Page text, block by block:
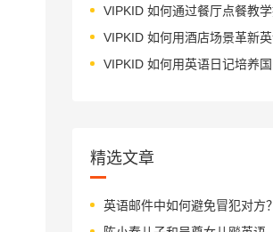
精选文章
英语邮件中如何避免冒犯对方？